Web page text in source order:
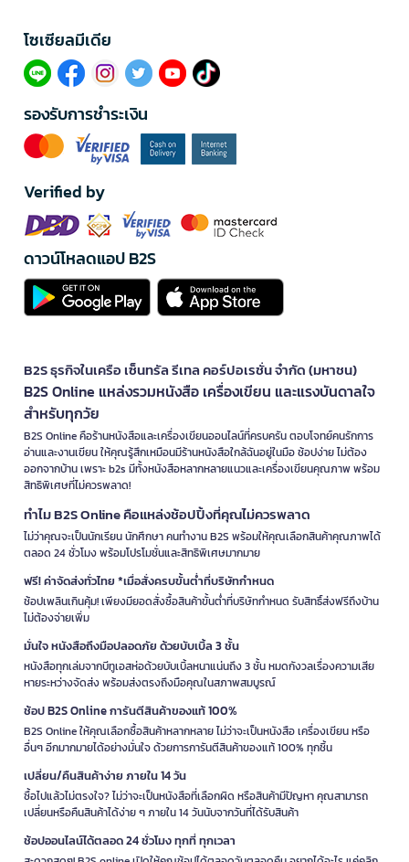
โซเซียลมีเดีย​
รองรับการชำระเงิน
Verified by
ดาวน์โหลดแอป B2S
B2S ธุรกิจในเครือ เซ็นทรัล รีเทล คอร์ปอเรชั่น จำกัด (มหาชน)
B2S Online แหล่งรวมหนังสือ เครื่องเขียน และแรงบันดาลใจ
สำหรับทุกวัย
B2S Online คือร้านหนังสือและเครื่องเขียนออนไลน์ที่ครบครัน ตอบโจทย์คนรักการ
อ่านและงานเขียน ให้คุณรู้สึกเหมือนมีร้านหนังสือใกล้ฉันอยู่ในมือ ช้อปง่าย ไม่ต้อง
ออกจากบ้าน เพราะ b2s มีทั้งหนังสือหลากหลายแนวและเครื่องเขียนคุณภาพ พร้อม
สิทธิพิเศษที่ไม่ควรพลาด!
ทำไม B2S Online คือแหล่งช้อปปิ้งที่คุณไม่ควรพลาด
ไม่ว่าคุณจะเป็นนักเรียน นักศึกษา คนทำงาน B2S พร้อมให้คุณเลือกสินค้าคุณภาพได้
ตลอด 24 ชั่วโมง พร้อมโปรโมชั่นและสิทธิพิเศษมากมาย
ฟรี! ค่าจัดส่งทั่วไทย *เมื่อสั่งครบขั้นต่ำที่บริษัทกำหนด
ช้อปเพลินเกินคุ้ม! เพียงมียอดสั่งซื้อสินค้าขั้นต่ำที่บริษัทกำหนด รับสิทธิ์ส่งฟรีถึงบ้าน
ไม่ต้องจ่ายเพิ่ม
มั่นใจ หนังสือถึงมือปลอดภัย ด้วยบับเบิ้ล 3 ชั้น
หนังสือทุกเล่มจากบีทูเอสห่อด้วยบับเบิ้ลหนาแน่นถึง 3 ชั้น หมดกังวลเรื่องความเสีย
หายระหว่างจัดส่ง พร้อมส่งตรงถึงมือคุณในสภาพสมบูรณ์
ช้อป B2S Online การันตีสินค้าของแท้ 100%
B2S Online ให้คุณเลือกซื้อสินค้าหลากหลาย ไม่ว่าจะเป็นหนังสือ เครื่องเขียน หรือ
อื่นๆ อีกมากมายได้อย่างมั่นใจ ด้วยการการันตีสินค้าของแท้ 100% ทุกชิ้น
เปลี่ยน/คืนสินค้าง่าย ภายใน 14 วัน
ซื้อไปแล้วไม่ตรงใจ? ไม่ว่าจะเป็นหนังสือที่เลือกผิด หรือสินค้ามีปัญหา คุณสามารถ
เปลี่ยนหรือคืนสินค้าได้ง่าย ๆ ภายใน 14 วันนับจากวันที่ได้รับสินค้า
ช้อปออนไลน์ได้ตลอด 24 ชั่วโมง ทุกที่ ทุกเวลา